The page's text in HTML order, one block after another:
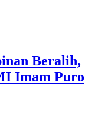
Beralih,
Imam Puro